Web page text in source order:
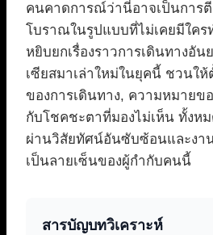
คนคาดการณ์ว่านี่อาจเป็นการ
โบราณในรูปแบบที่ไม่เคยมีใคร
หยิบยกเรื่องราวการเดินทางอั
เซียสมาเล่าใหม่ในยุคนี้ ชวนใ
ของการเดินทาง, ความหมายข
กับโชคชะตาที่มองไม่เห็น ทั้งห
ผ่านวิสัยทัศน์อันซับซ้อนและงา
เป็นลายเซ็นของผู้กำกับคนนี้
สารบัญบทวิเคราะห์